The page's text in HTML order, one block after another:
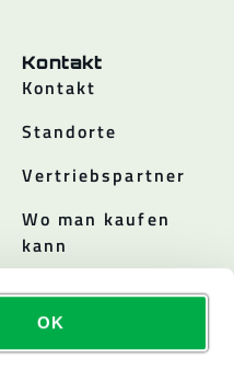
OK
Kontakt
Kontakt
Standorte
Vertriebspartner
Wo man kaufen
kann